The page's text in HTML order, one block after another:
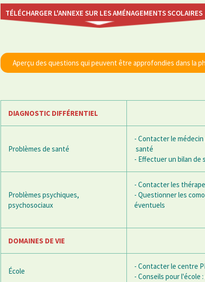
TÉLÉCHARGER L'ANNEXE SUR LES AMÉNAGEMENTS SCOLAIRES
Aperçu des questions qui peuvent être approfondies dans la
DIAGNOSTIC DIFFÉRENTIEL
Problèmes de santé
- Contacter le
santé
- Effectuer un bilan de
Problèmes psychiques,
psychosociaux
- Contacter les
- Questionner les
éventuels
DOMAINES DE VIE
École
- Contacter le centre
- Conseils pour l'école :